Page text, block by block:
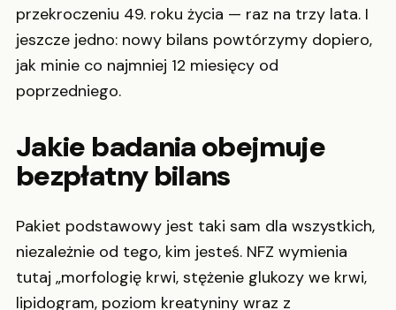
przekroczeniu 49. roku życia — raz na trzy lata. I
jeszcze jedno: nowy bilans powtórzymy dopiero,
jak minie co najmniej 12 miesięcy od
poprzedniego.
Jakie badania obejmuje
bezpłatny bilans
Pakiet podstawowy jest taki sam dla wszystkich,
niezależnie od tego, kim jesteś. NFZ wymienia
tutaj „morfologię krwi, stężenie glukozy we krwi,
lipidogram, poziom kreatyniny wraz z